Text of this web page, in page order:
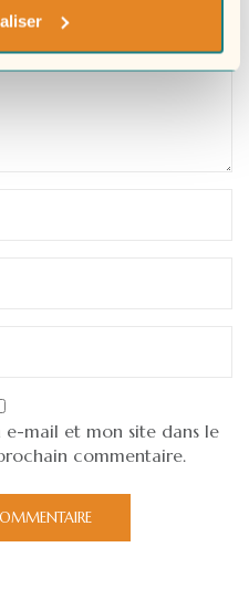
e-mail et mon site dans le
commentaire.